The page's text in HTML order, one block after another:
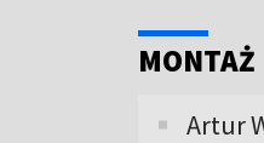
MONTAŻ
Artur